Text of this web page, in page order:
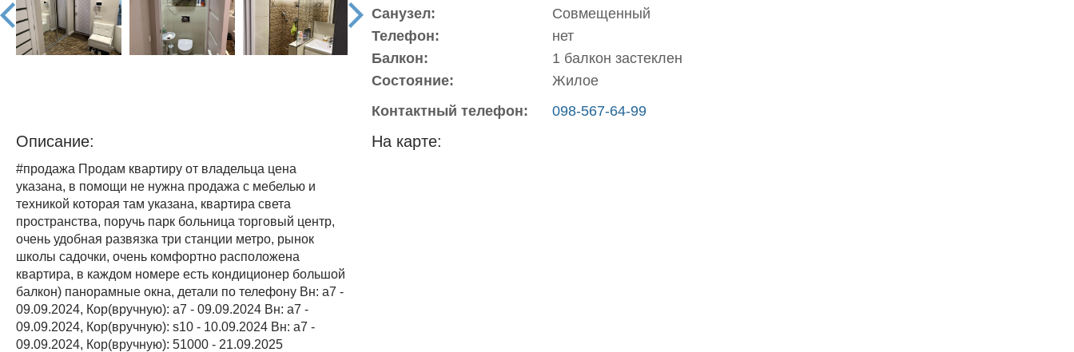
prev
next Санузел:
Совмещенный
Телефон:
нет
Балкон:
1 балкон застеклен
Состояние:
Жилое
Контактный телефон:
098-567-64-99
Описание:
#продажа Продам квартиру от владельца цена
указана, в помощи не нужна продажа с мебелью и
техникой которая там указана, квартира света
пространства, поручь парк больница торговый центр,
очень удобная развязка три станции метро, рынок
школы садочки, очень комфортно расположена
квартира, в каждом номере есть кондиционер большой
балкон) панорамные окна, детали по телефону Вн: a7 -
09.09.2024, Кор(вручную): a7 - 09.09.2024 Вн: a7 -
09.09.2024, Кор(вручную): s10 - 10.09.2024 Вн: a7 -
09.09.2024, Кор(вручную): 51000 - 21.09.2025
На карте: